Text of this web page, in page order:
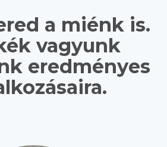
a miénk is.
vagyunk
eredményes